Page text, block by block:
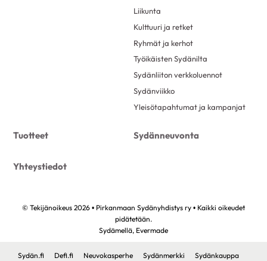
Liikunta
Kulttuuri ja retket
Ryhmät ja kerhot
Työikäisten Sydänilta
Sydänliiton verkkoluennot
Sydänviikko
Yleisötapahtumat ja kampanjat
Tuotteet Sydänneuvonta
Yhteystiedot
© Tekijänoikeus 2026 • Pirkanmaan Sydänyhdistys ry • Kaikki oikeudet
pidätetään.
Sydämellä, Evermade
Sydän.fi Defi.fi Neuvokasperhe Sydänmerkki Sydänkauppa